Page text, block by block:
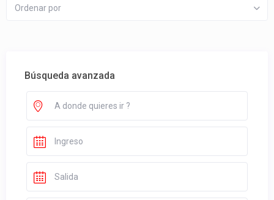
Ordenar por
Búsqueda avanzada